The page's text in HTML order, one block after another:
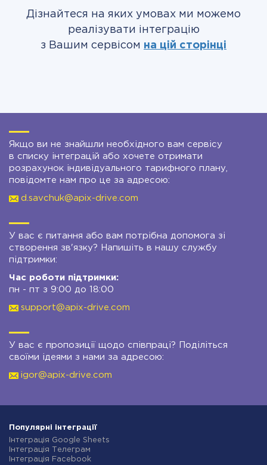
Дізнайтеся на яких умовах ми можемо
реалізувати інтеграцію
з Вашим сервісом на цій сторінці
Якщо ви не знайшли необхідного вам сервісу
в списку інтеграцій або хочете отримати
розрахунок індивідуального тарифного плану,
повідомте нам про це за адресою:
d.savchuk@apix-drive.com
У вас є питання або вам потрібна допомога зі
створення зв'язку? Напишіть в нашу службу
підтримки:
Час роботи підтримки:
пн - пт з 9:00 до 18:00
support@apix-drive.com
У вас є пропозиції щодо співпраці? Поділіться
своїми ідеями з нами за адресою:
igor@apix-drive.com
Популярні інтеграції
Інтеграція Google Sheets
Інтеграція Телеграм
Інтеграція Facebook